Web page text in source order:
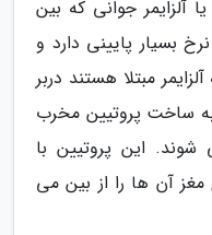
آلزایمر جوانی که بین
نرخ بسیار پایینی دارد و
آلزایمر مبتلا هستند دربر
ساخت پروتیین مخرب
شوند. این پروتیین با
آن ها را از بین می